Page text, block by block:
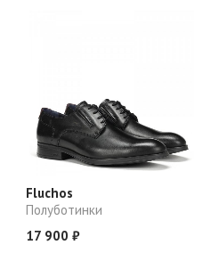
Fluchos
Полуботинки
17 900 ₽